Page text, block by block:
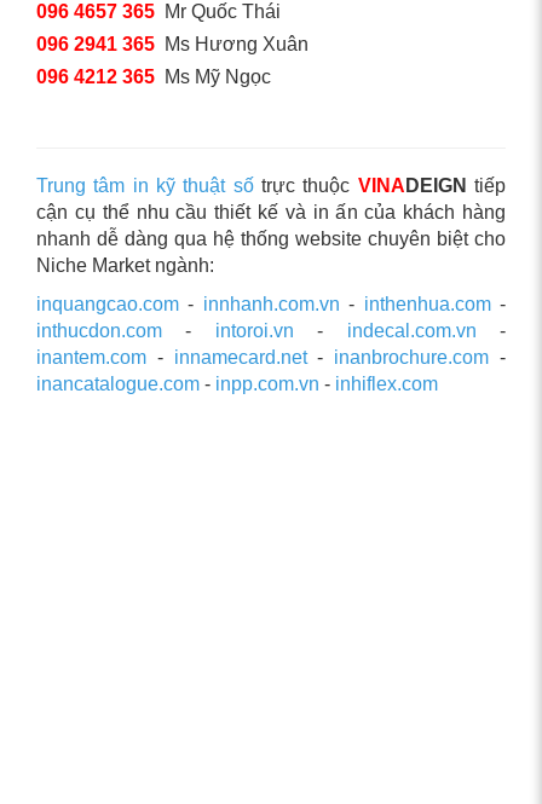
096 4657 365 Mr Quốc Thái
096 2941 365 Ms Hương Xuân
096 4212 365 Ms Mỹ Ngọc
Trung tâm in kỹ thuật sốtrực thuộc VINA DEIGN tiếp
cận cụ thể nhu cầu thiết kế và in ấn của khách hàng
nhanh dễ dàng qua hệ thống website chuyên biệt cho
Niche Market ngành:
inquangcao.com - innhanh.com.vn - inthenhua.com-
inthucdon.com - intoroi.vn - indecal.com.vn -
inantem.com - innamecard.net- inanbrochure.com -
inancatalogue.com - inpp.com.vn - inhiflex.com